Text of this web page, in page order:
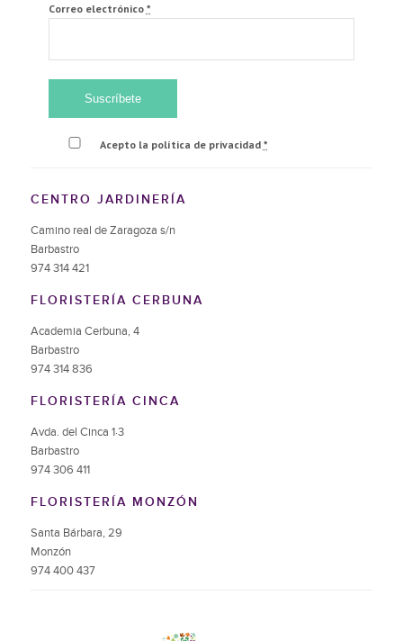
Correo electrónico *
Acepto la política de privacidad *
CENTRO JARDINERÍA
Camino real de Zaragoza s/n
Barbastro
974 314 421
FLORISTERÍA CERBUNA
Academia Cerbuna, 4
Barbastro
974 314 836
FLORISTERÍA CINCA
Avda. del Cinca 1·3
Barbastro
974 306 411
FLORISTERÍA MONZÓN
Santa Bárbara, 29
Monzón
974 400 437